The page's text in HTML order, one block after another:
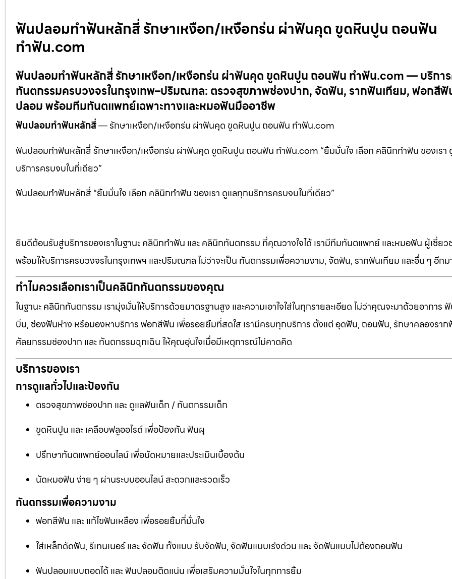
ฟันปลอมทำฟันหลักสี่ รักษาเหงือก/เหงือกร่น ผ่าฟันคุด ขูดหินปูน ถอนฟัน
ทำฟัน.com
ฟันปลอมทำฟันหลักสี่ รักษาเหงือก/เหงือกร่น ผ่าฟันคุด ขูดหินปูน ถอนฟัน ทำฟัน.com — บริกา
ทันตกรรมครบวงจรในกรุงเทพ–ปริมณฑล: ตรวจสุขภาพช่องปาก, จัดฟัน, รากฟันเทียม, ฟอกสี
ปลอม พร้อมทีมทันตแพทย์เฉพาะทางและหมอฟันมืออาชีพ
ฟันปลอมทำฟันหลักสี่— รักษาเหงือก/เหงือกร่น ผ่าฟันคุด ขูดหินปูน ถอนฟัน ทำฟัน.com
ฟันปลอมทำฟันหลักสี่ รักษาเหงือก/เหงือกร่น ผ่าฟันคุด ขูดหินปูน ถอนฟัน ทำฟัน.com “ยิ้มมั่นใจ เลือก คลินิกทำฟัน ของเรา
บริการครบจบในที่เดียว”
ฟันปลอมทำฟันหลักสี่ “ยิ้มมั่นใจ เลือก คลินิกทำฟัน ของเรา ดูแลทุกบริการครบจบในที่เดียว”
ยินดีต้อนรับสู่บริการของเราในฐานะ คลินิกทำฟัน และ คลินิกทันตกรรม ที่คุณวางใจได้ เรามีทีมทันตแพทย์ และหมอฟัน ผู้เชี่ย
พร้อมให้บริการครบวงจรในกรุงเทพฯ และปริมณฑล ไม่ว่าจะเป็น ทันตกรรมเพื่อความงาม, จัดฟัน, รากฟันเทียม และอื่น ๆ อีก
ทำไมควรเลือกเราเป็นคลินิกทันตกรรมของคุณ
ในฐานะ คลินิกทันตกรรม เรามุ่งมั่นให้บริการด้วยมาตรฐานสูง และความเอาใจใส่ในทุกรายละเอียด ไม่ว่าคุณจะมาด้วยอาการ
บิ่น, ช่องฟันห่าง หรือมองหาบริการ ฟอกสีฟัน เพื่อรอยยิ้มที่สดใส เรามีครบทุกบริการ ตั้งแต่ อุดฟัน, ถอนฟัน, รักษาคลองรา
ศัลยกรรมช่องปาก และ ทันตกรรมฉุกเฉิน ให้คุณอุ่นใจเมื่อมีเหตุการณ์ไม่คาดคิด
บริการของเรา
การดูแลทั่วไปและป้องกัน
ตรวจสุขภาพช่องปาก และ ดูแลฟันเด็ก / ทันตกรรมเด็ก
ขูดหินปูน และ เคลือบฟลูออไรด์ เพื่อป้องกัน ฟันผุ
ปรึกษาทันตแพทย์ออนไลน์ เพื่อนัดหมายและประเมินเบื้องต้น
นัดหมอฟัน ง่าย ๆ ผ่านระบบออนไลน์ สะดวกและรวดเร็ว
ทันตกรรมเพื่อความงาม
ฟอกสีฟัน และ แก้ไขฟันเหลือง เพื่อรอยยิ้มที่มั่นใจ
ใส่เหล็กดัดฟัน, รีเทนเนอร์ และ จัดฟัน ทั้งแบบ รับจัดฟัน, จัดฟันแบบเร่งด่วน และ จัดฟันแบบไม่ต้องถอนฟัน
ฟันปลอมแบบถอดได้ และ ฟันปลอมติดแน่น เพื่อเสริมความมั่นใจในทุกการยิ้ม